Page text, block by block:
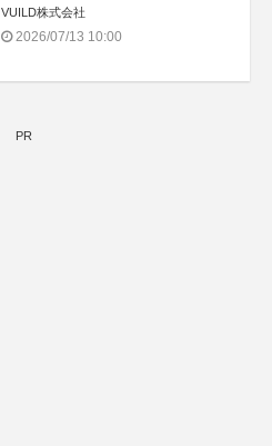
VUILD株式会社
2026/07/13 10:00
PR